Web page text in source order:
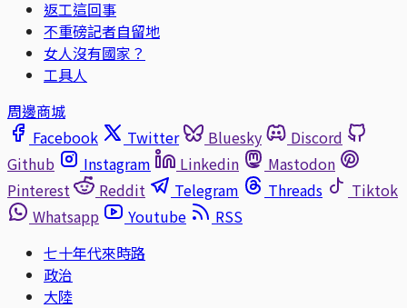
返工這回事
不重磅記者自留地
女人沒有國家？
工具人
周邊商城
Facebook
Twitter Bluesky
Discord
Github
Instagram Linkedin
Mastodon
Pinterest
Reddit Telegram Threads
Tiktok
Whatsapp
Youtube
RSS
七十年代來時路
政治
大陸